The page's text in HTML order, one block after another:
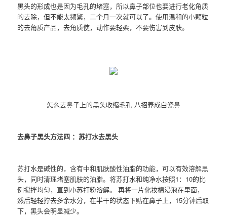
黑头的形成也是因为毛孔的堵塞，所以鼻子部位也要进行老化角质
的去除，但不能太频繁，二个月一次就可以了。使用温和的小颗粒
的去角质产品，去角质使，动作要轻柔，不要伤害到皮肤。
怎么去鼻子上的黑头收缩毛孔 八招养成白瓷鼻
去鼻子黑头方法四 ：苏打水去黑头
苏打水是碱性的，含有中和肌肤酸性油脂的功能，可以有效溶解黑
头，同时清理堵塞肌肤的油脂。将苏打水和纯净水按照1：10的比
例搅拌均匀，直到小苏打粉溶解。 再将一片化妆棉浸泡在里面，
然后轻轻拧去多余水分，在半干的状态下贴在鼻子上，15分钟后取
下，黑头会明显减少。